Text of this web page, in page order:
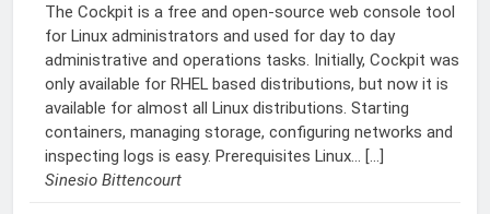
The Cockpit is a free and open-source web console tool
for Linux administrators and used for day to day
administrative and operations tasks. Initially, Cockpit was
only available for RHEL based distributions, but now it is
available for almost all Linux distributions. Starting
containers, managing storage, configuring networks and
inspecting logs is easy. Prerequisites Linux... […]
Sinesio Bittencourt